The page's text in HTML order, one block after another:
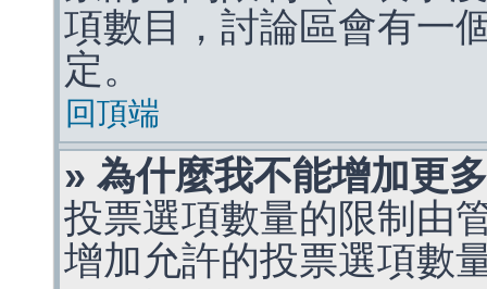
項數目，討論區會有一
定。
回頂端
» 為什麼我不能增加更
投票選項數量的限制由
增加允許的投票選項數